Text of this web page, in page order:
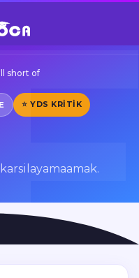
short of
⭐ YDS KRITIK